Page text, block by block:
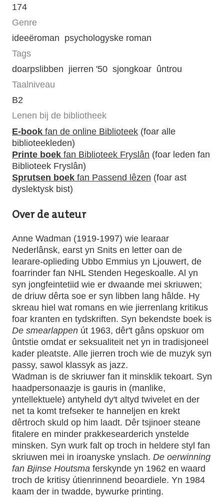
174
Genre
ideeëroman psychologyske roman
Tags
doarpslibben jierren '50 sjongkoar ûntrou
Taalniveau
B2
Lenen bij de bibliotheek
E-book fan de online Biblioteek (foar alle
biblioteekleden)
Printe boek fan Biblioteek Fryslân (foar leden fan
Biblioteek Fryslân)
Sprutsen boek fan Passend lêzen (foar ast
dyslektysk bist)
Over de auteur
Anne Wadman (1919-1997) wie learaar
Nederlânsk, earst yn Snits en letter oan de
learare-oplieding Ubbo Emmius yn Ljouwert, de
foarrinder fan NHL Stenden Hegeskoalle. Al yn
syn jongfeintetiid wie er dwaande mei skriuwen;
de driuw dêrta soe er syn libben lang hâlde. Hy
skreau hiel wat romans en wie jierrenlang kritikus
foar kranten en tydskriften. Syn bekendste boek is
De smearlappen út 1963, dêr't gâns opskuor om
ûntstie omdat er seksualiteit net yn in tradisjoneel
kader pleatste. Alle jierren troch wie de muzyk syn
passy, sawol klas­syk as jazz.
Wadman is de skriuwer fan it minsklik tekoart. Syn
haadpersonaazje is gauris in (manlike,
yntellektuele) antyheld dy't altyd twivelet en der
net ta komt trefseker te hanneljen en krekt
dêrtroch skuld op him laadt. Dêr tsjinoer steane
fitalere en minder prakkesearderich ynstelde
mins­ken. Syn wurk falt op troch in heldere styl fan
skriuwen mei in iroanyske ynslach. De oerwinning
fan Bjinse Houtsma ferskynde yn 1962 en waard
troch de kritisy útienrinnend beoardiele. Yn 1984
kaam der in twadde, bywurke printing.